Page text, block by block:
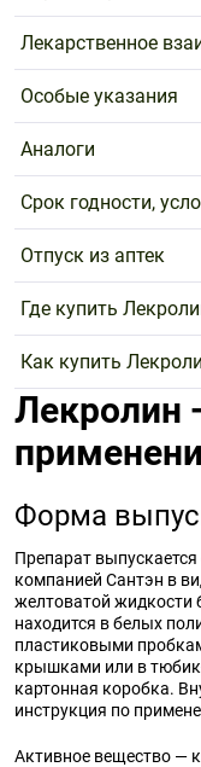
Лекарственное
Особые указания
Аналоги
Срок годности,
Отпуск из аптек
Где купить
Как купить
Лекролин
Форма
Препарат
компанией Сантэн в
желтоватой жидкости
находится в белых
пластиковыми
крышками или в
картонная коробка.
инструкция по
Активное вещество —
и курения